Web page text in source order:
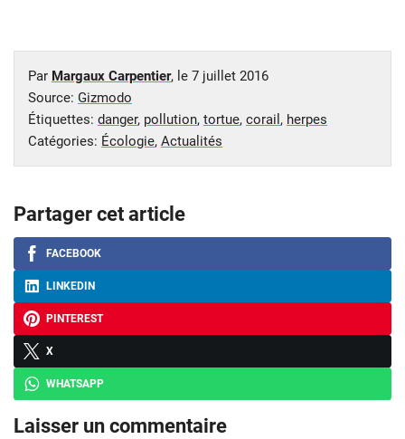
Par Margaux Carpentier, le 7 juillet 2016
Source: Gizmodo
Étiquettes: danger, pollution, tortue, corail , herpes
Catégories: Écologie, Actualités
Partager cet article
FACEBOOK
LINKEDIN
PINTEREST
X
WHATSAPP
Laisser un commentaire